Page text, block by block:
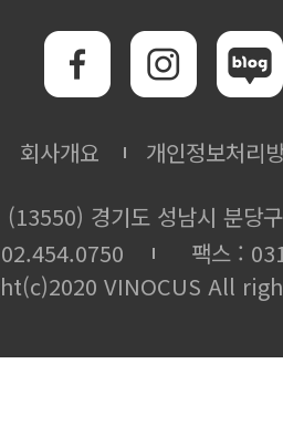
회사개요
개인정보처리
(13550) 경기도 성남시 분당
팩스 :
VINOCUS All